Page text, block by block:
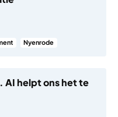
Nyenrode
AI helpt ons het te